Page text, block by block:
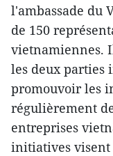
l'ambassade du
de 150
vietnamiennes.
les deux parties
promouvoir les
régulièrement
entreprises
initiatives